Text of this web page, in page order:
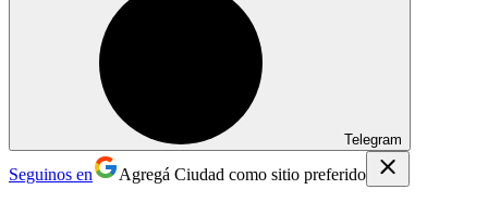
Telegram
Seguinos en Agregá Ciudad como sitio preferido